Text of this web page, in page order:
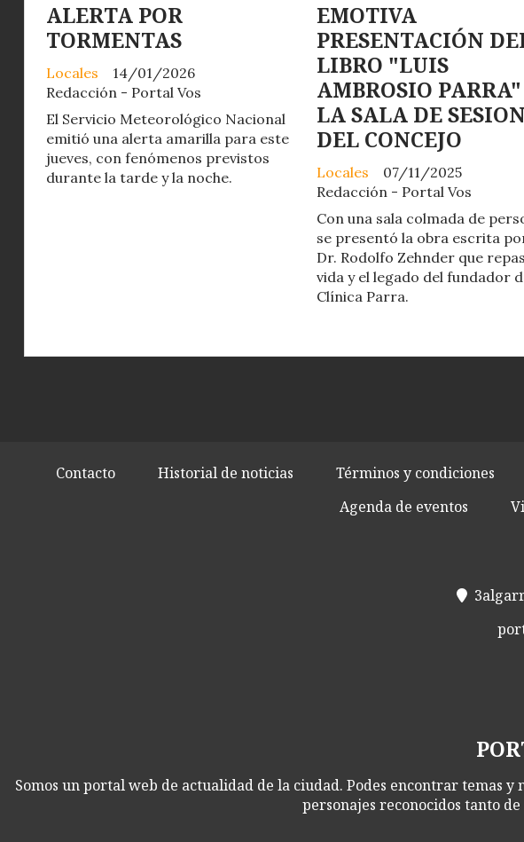
ALERTA POR
TORMENTAS
Redacción - Portal Vos
Locales 14/01/2026
El Servicio Meteorológico Nacional
emitió una alerta amarilla para este
jueves, con fenómenos previstos
durante la tarde y la noche.
EMOTIVA
PRESENTACIÓN
LIBRO "LUIS
AMBROSIO
LA SALA DE
DEL CONCEJO
Redacción - Portal Vos
Locales 07/11/2025
Con una sala colmada de
se presentó la obra escrita
Dr. Rodolfo Zehnder que
vida y el legado del fundador
Clínica Parra.
Contacto Historial de noticias Términos y condiciones
Agenda de eventos
Somos un portal web de actualidad de la ciudad. Podes encontrar temas
personajes reconocidos tanto